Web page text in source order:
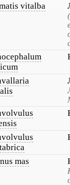
vitalba
mas